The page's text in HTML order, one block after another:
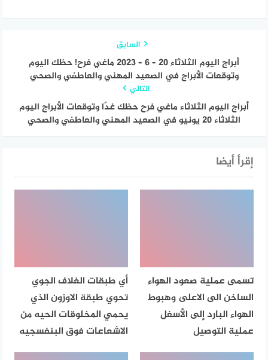
السابق
أبراج اليوم الثلاثاء 20 – 6 – 2023 ماغي فرح! حظك اليوم
وتوقعات الأبراج في الصعيد المهني والعاطفي والصحي
التالي
أبراج اليوم الثلاثاء ماغي فرح حظك غدًا وتوقعات الأبراج اليوم
الثلاثاء 20 يونيو في الصعيد المهني والعاطفي والصحي
إقرأ أيضا
تسمى عملية صعود الهواء
الساخن الى الاعلى وهبوط
الهواء البارد إلى الأسفل
عملية التوصيل
أي طبقات الغلاف الجوي
تحوي طبقة الاوزون الذي
يحمي المخلوقات الحيه من
الاشعاعات فوق البنفسجيه